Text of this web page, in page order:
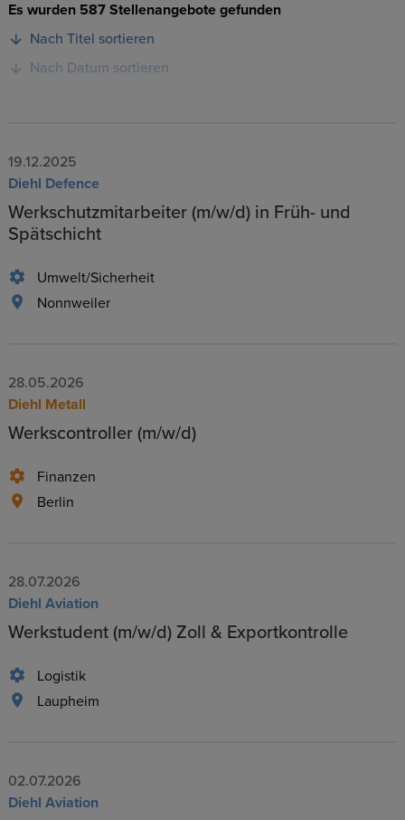
Es wurden 587 Stellenangebote gefunden
Nach Titel sortieren
Nach Datum sortieren
19.12.2025
Diehl Defence
Werkschutzmitarbeiter (m/w/d) in Früh- und
Spätschicht
Umwelt/Sicherheit
Nonnweiler
28.05.2026
Diehl Metall
Werkscontroller (m/w/d)
Finanzen
Berlin
28.07.2026
Diehl Aviation
Werkstudent (m/w/d) Zoll & Exportkontrolle
Logistik
Laupheim
02.07.2026
Diehl Aviation